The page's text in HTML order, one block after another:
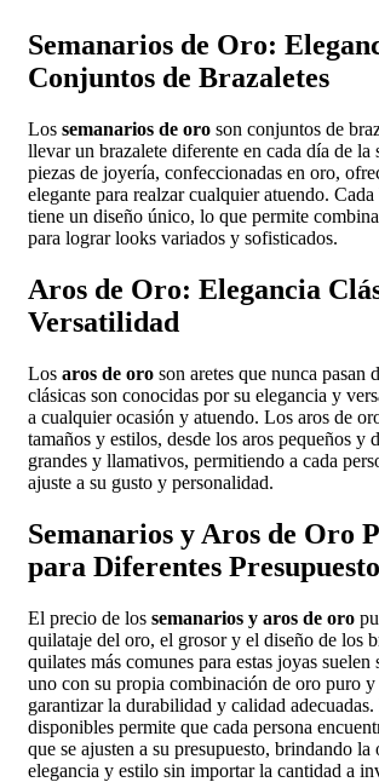
Semanarios de Oro:
Conjuntos de Brazaletes
Los semanarios de oro son conjuntos de
llevar un brazalete diferente en cada día de la
piezas de joyería, confeccionadas en oro,
elegante para realzar cualquier atuendo.
tiene un diseño único, lo que permite
para lograr looks variados y sofisticados.
Aros de Oro: Elegancia
Versatilidad
Los aros de oro son aretes que nunca pasan
clásicas son conocidas por su elegancia y
a cualquier ocasión y atuendo. Los aros de
tamaños y estilos, desde los aros pequeños y
grandes y llamativos, permitiendo a cada
ajuste a su gusto y personalidad.
Semanarios y Aros de Oro
para Diferentes
El precio de los semanarios y aros de oro
quilataje del oro, el grosor y el diseño de los
quilates más comunes para estas joyas
uno con su propia combinación de oro puro y
garantizar la durabilidad y calidad
disponibles permite que cada persona
que se ajusten a su presupuesto, brindando
elegancia y estilo sin importar la cantidad a